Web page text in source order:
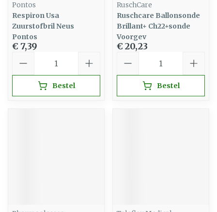
Pontos
Respiron Usa
Zuurstofbril Neus
Pontos
€ 7,39
Bestel
RuschCare
Ruschcare Ballonsonde
Brillant+ Ch22+sonde
Voorgev
€ 20,23
Bestel